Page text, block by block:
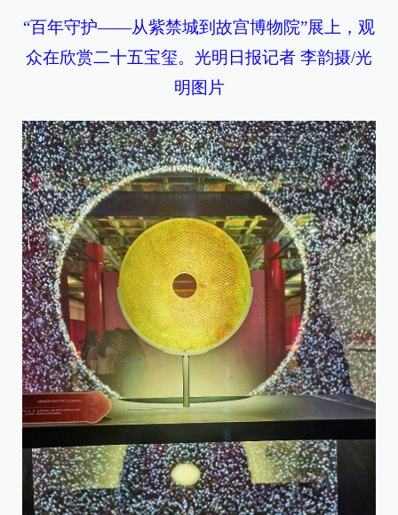
“百年守护——从紫禁城到故宫博物院”展上，观
众在欣赏二十五宝玺。光明日报记者 李韵摄/光
明图片